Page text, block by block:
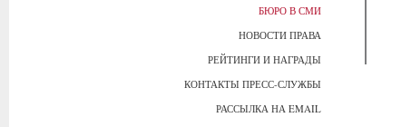
БЮРО В СМИ
НОВОСТИ ПРАВА
РЕЙТИНГИ И НАГРАДЫ
КОНТАКТЫ ПРЕСС-СЛУЖБЫ
РАССЫЛКА НА EMAIL